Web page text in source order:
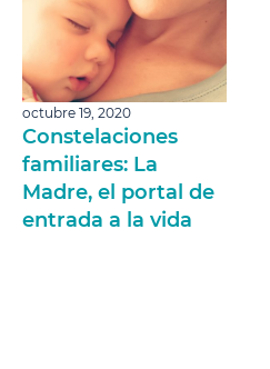
octubre 19, 2020
Constelaciones
familiares: La
Madre, el portal de
entrada a la vida